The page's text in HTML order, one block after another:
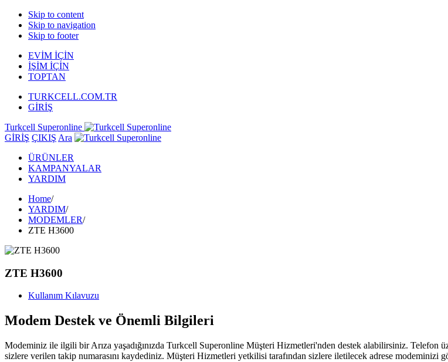
Skip to content
Skip to navigation
Skip to footer
EVİM İÇİN
İŞİM İÇİN
TOPTAN
TURKCELL.COM.TR
GİRİŞ
Turkcell Superonline
GİRİŞ ÇIKIŞ Ara
ÜRÜNLER
KAMPANYALAR
YARDIM
Home/
YARDIM/
MODEMLER/
ZTE H3600
ZTE H3600
Kullanım Kılavuzu
Modem Destek ve Önemli Bilgileri
​Modeminiz ile ilgili bir Arıza yaşadığınızda Turkcell Superonline Müşteri Hizmetleri'nden destek alabilirsiniz. Telefon
sizlere verilen takip numarasını kaydediniz. Müşteri Hizmetleri yetkilisi tarafından sizlere iletilecek adrese modeminizi